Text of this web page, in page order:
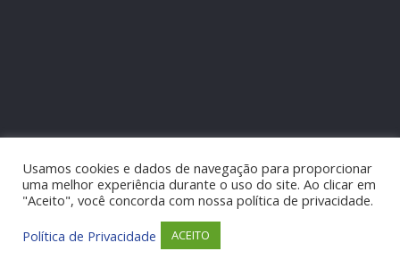
Usamos cookies e dados de navegação para proporcionar
uma melhor experiência durante o uso do site. Ao clicar em
"Aceito", você concorda com nossa política de privacidade.
Política de Privacidade
ACEITO